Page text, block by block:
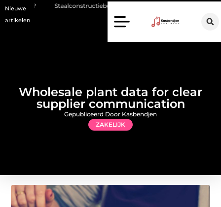
Nieuwe
artikelen
Molenschot: vakmanschap in staalconstructies,
Wholesale plant data for clear
supplier communication
ZAKELIJK
Gepubliceerd Door Kasbendjen